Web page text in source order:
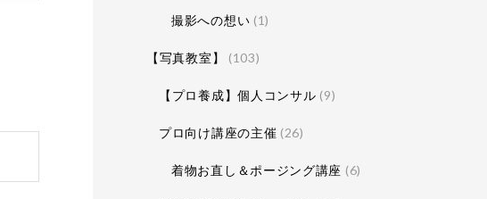
撮影への想い (1)
【写真教室】 (103)
【プロ養成】個人コンサル (9)
プロ向け講座の主催 (26)
着物お直し＆ポージング講座 (6)